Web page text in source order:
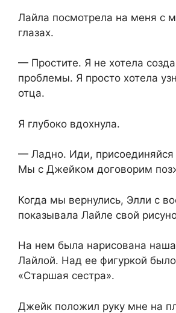
Лайла посмотрела на меня с
глазах.
— Простите. Я не хотела
проблемы. Я просто хотела
отца.
Я глубоко вдохнула.
— Ладно. Иди, присоединяйся
Мы с Джейком договорим
Когда мы вернулись, Элли с
показывала Лайле свой
На нем была нарисована
Лайлой. Над ее фигуркой
«Старшая сестра».
Джейк положил руку мне на